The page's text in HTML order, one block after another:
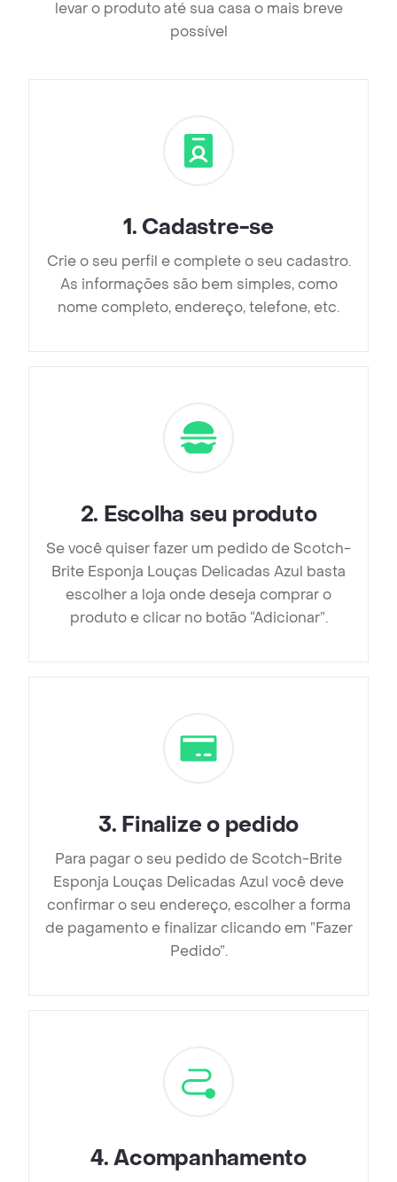
levar o produto até sua casa o mais breve
possível
1. Cadastre-se
Crie o seu perfil e complete o seu cadastro.
As informações são bem simples, como
nome completo, endereço, telefone, etc.
2. Escolha seu produto
Se você quiser fazer um pedido de Scotch-
Brite Esponja Louças Delicadas Azul basta
escolher a loja onde deseja comprar o
produto e clicar no botão “Adicionar”.
3. Finalize o pedido
Para pagar o seu pedido de Scotch-Brite
Esponja Louças Delicadas Azul você deve
confirmar o seu endereço, escolher a forma
de pagamento e finalizar clicando em ”Fazer
Pedido”.
4.Acompanhamento